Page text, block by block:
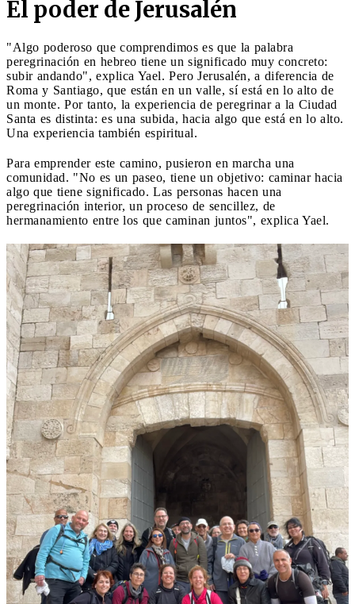
El poder de Jerusalén
"Algo poderoso que comprendimos es que la palabra
peregrinación en hebreo tiene un significado muy concreto:
subir andando", explica Yael. Pero Jerusalén, a diferencia de
Roma y Santiago, que están en un valle, sí está en lo alto de
un monte. Por tanto, la experiencia de peregrinar a la Ciudad
Santa es distinta: es una subida, hacia algo que está en lo alto.
Una experiencia también espiritual.
Para emprender este camino, pusieron en marcha una
comunidad. "No es un paseo, tiene un objetivo: caminar hacia
algo que tiene significado. Las personas hacen una
peregrinación interior, un proceso de sencillez, de
hermanamiento entre los que caminan juntos", explica Yael.